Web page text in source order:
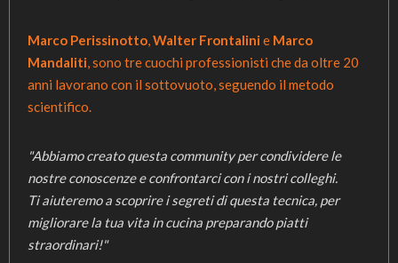
Marco Perissinotto,Walter Frontalini e Marco
Mandaliti, sono tre cuochi professionisti che da oltre 20
anni lavorano con il sottovuoto, seguendo il metodo
scientifico.
"Abbiamo creato questa community per condividere le
nostre conoscenze e confrontarci con i nostri colleghi.
Ti aiuteremo a scoprire i segreti di questa tecnica, per
migliorare la tua vita in cucina preparando piatti
straordinari!"